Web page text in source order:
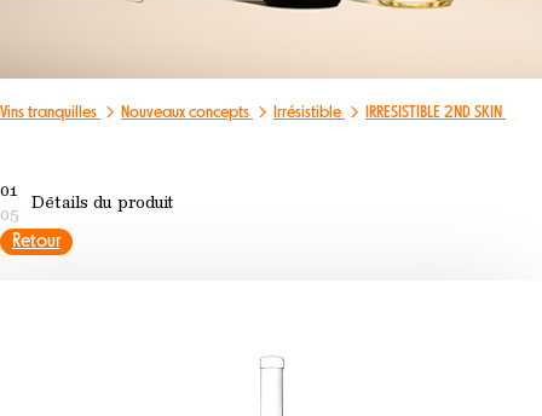
Vins tranquilles Nouveaux concepts Irrésistible IRRESISTIBLE 2ND SKIN
01
05
Détails du produit
Retour